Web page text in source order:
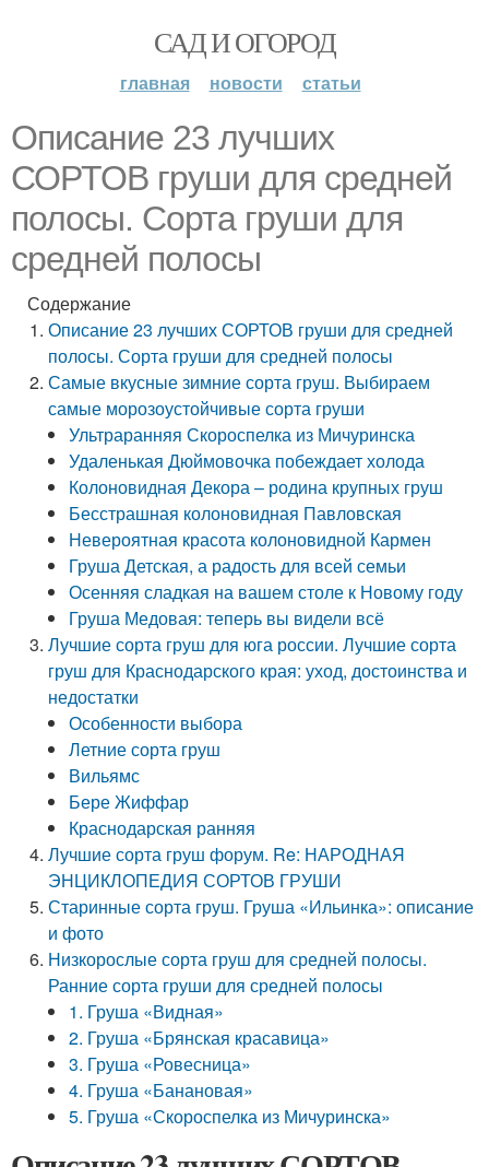
САД И ОГОРОД
главная новости статьи
Описание 23 лучших
СОРТОВ груши для средней
полосы. Сорта груши для
средней полосы
Содержание
Описание 23 лучших СОРТОВ груши для средней
полосы. Сорта груши для средней полосы
Самые вкусные зимние сорта груш. Выбираем
самые морозоустойчивые сорта груши
Ультраранняя Скороспелка из Мичуринска
Удаленькая Дюймовочка побеждает холода
Колоновидная Декора – родина крупных груш
Бесстрашная колоновидная Павловская
Невероятная красота колоновидной Кармен
Груша Детская, а радость для всей семьи
Осенняя сладкая на вашем столе к Новому году
Груша Медовая: теперь вы видели всё
Лучшие сорта груш для юга россии. Лучшие сорта
груш для Краснодарского края: уход, достоинства и
недостатки
Особенности выбора
Летние сорта груш
Вильямс
Бере Жиффар
Краснодарская ранняя
Лучшие сорта груш форум. Re: НАРОДНАЯ
ЭНЦИКЛОПЕДИЯ СОРТОВ ГРУШИ
Старинные сорта груш. Груша «Ильинка»: описание
и фото
Низкорослые сорта груш для средней полосы.
Ранние сорта груши для средней полосы
1. Груша «Видная»
2. Груша «Брянская красавица»
3. Груша «Ровесница»
4. Груша «Банановая»
5. Груша «Скороспелка из Мичуринска»